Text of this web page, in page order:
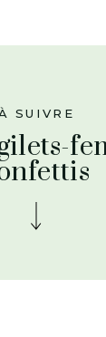
SUIVRE